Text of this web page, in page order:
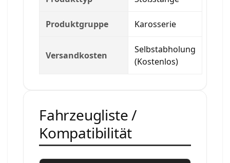
Produktgruppe Karosserie
Versandkosten
Selbstabholung
(Kostenlos)
Fahrzeugliste /
Kompatibilität